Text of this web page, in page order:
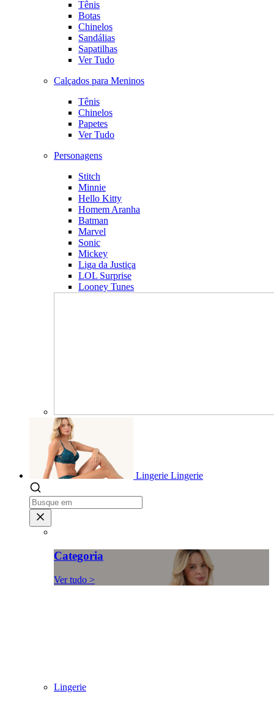
Tênis
Botas
Chinelos
Sandálias
Sapatilhas
Ver Tudo
Calçados para Meninos
Tênis
Chinelos
Papetes
Ver Tudo
Personagens
Stitch
Minnie
Hello Kitty
Homem Aranha
Batman
Marvel
Sonic
Mickey
Liga da Justiça
LOL Surprise
Looney Tunes
Lingerie Lingerie
Categoria
Ver tudo >
Lingerie